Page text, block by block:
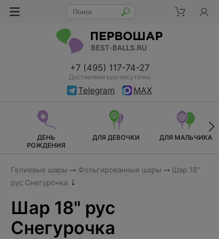
+7 (495) 117-74-27
Доставляем круглосуточно
Telegram MAX
ДЕНЬ
РОЖДЕНИЯ
ДЛЯ ДЕВОЧКИ ДЛЯ МАЛЬЧИКА
Гелиевые шары Фольгированные шары
Шар 18"
рус Снегурочка
Шар 18" рус
Снегурочка